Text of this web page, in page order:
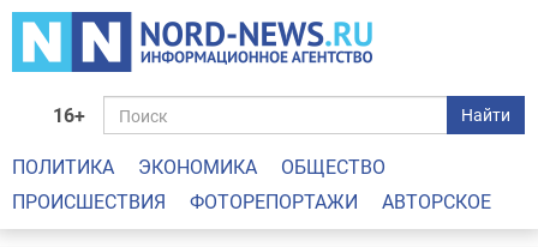
16+ Найти
ПОЛИТИКА ЭКОНОМИКА
ОБЩЕСТВО
ПРОИСШЕСТВИЯ
ФОТОРЕПОРТАЖИ АВТОРСКОЕ